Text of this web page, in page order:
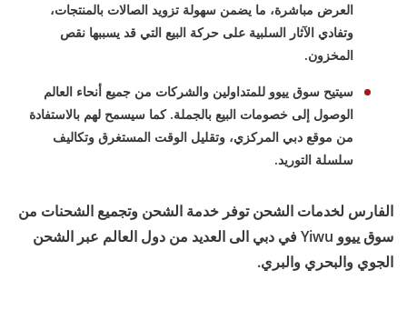
العرض مباشرة، ما يضمن سهولة تزويد الصالات بالمنتجات،
وتفادي الآثار السلبية على حركة البيع التي قد يسببها نقص
المخزون.
سيتيح سوق ييوو للمتداولين والشركات من جميع أنحاء العالم
الوصول إلى خصومات البيع بالجملة. كما سيسمح لهم بالاستفادة
من موقع دبي المركزي، وتقليل الوقت المستغرق وتكاليف
سلسلة التوريد.
الفارس لخدمات الشحن توفر خدمة الشحن وتجميع الشحنات من
سوق ييوو Yiwu في دبي الى العديد من دول العالم عبر الشحن
الجوي والبحري والبري.